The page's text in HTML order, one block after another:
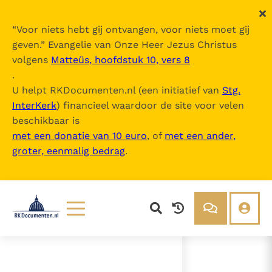
“Voor niets hebt gij ontvangen, voor niets moet gij
geven.” Evangelie van Onze Heer Jezus Christus
volgens Matteüs, hoofdstuk 10, vers 8
.
U helpt RKDocumenten.nl (een initiatief van Stg.
InterKerk) financieel waardoor de site voor velen
beschikbaar is
met een donatie van 10 euro, of met een ander,
groter, eenmalig bedrag.
Over ons
4e Zitting - Geloofsbelijdenis van Keize
r Michael Palaiologos
Inhoudsopgave
uitklappen
- Algemene belijdenis
de dwalingen van de Oosterlingen
- Het lot van de overledenen